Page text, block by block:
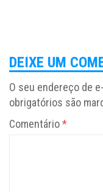
DEIXE UM
O seu endereço de
obrigatórios são
Comentário*